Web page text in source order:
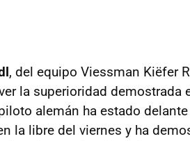
, del equipo Viessman Kiëfer
la superioridad demostrada
alemán ha estado
la libre del viernes y ha